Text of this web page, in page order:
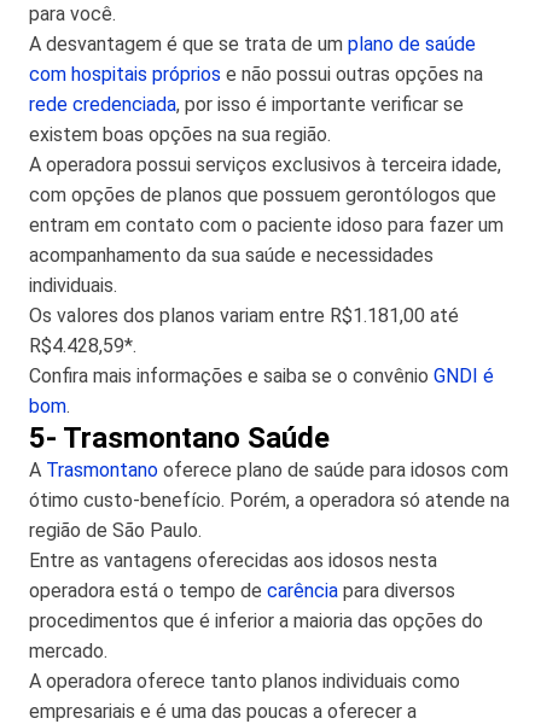
para você.
A desvantagem é que se trata de um plano de saúde
com hospitais próprios e não possui outras opções na
rede credenciada, por isso é importante verificar se
existem boas opções na sua região.
A operadora possui serviços exclusivos à terceira idade,
com opções de planos que possuem gerontólogos que
entram em contato com o paciente idoso para fazer um
acompanhamento da sua saúde e necessidades
individuais.
Os valores dos planos variam entre R$1.181,00 até
R$4.428,59*.
Confira mais informações e saiba se o convênio GNDI é
bom.
5- Trasmontano Saúde
A Trasmontano oferece plano de saúde para idosos com
ótimo custo-benefício. Porém, a operadora só atende na
região de São Paulo.
Entre as vantagens oferecidas aos idosos nesta
operadora está o tempo de carência para diversos
procedimentos que é inferior a maioria das opções do
mercado.
A operadora oferece tanto planos individuais como
empresariais e é uma das poucas a oferecer a